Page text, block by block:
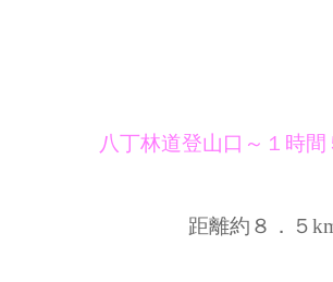
八丁林道登山口～１時
距離約８．５